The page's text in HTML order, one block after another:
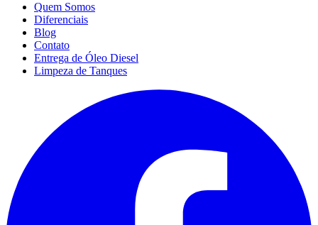
Quem Somos
Diferenciais
Blog
Contato
Entrega de Óleo Diesel
Limpeza de Tanques